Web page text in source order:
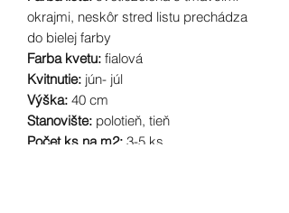
okrajmi, neskôr stred listu prechádza
do bielej farby
Farba kvetu: fialová
Kvitnutie: jún- júl
Výška: 40 cm
Stanovište: polotieň, tieň
Počet ks na m2: 3-5 ks